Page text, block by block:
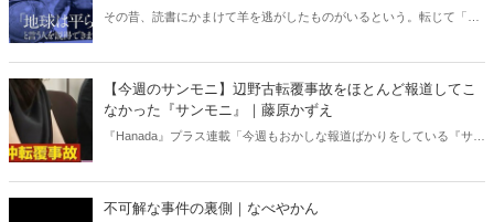
るのか』（ちくま新書）｜梶原麻衣子
その昔、読書にかまけて羊を逃がしたものがいるという。転じて「読
ある。元月刊『Hanada』編集部員のライター・梶原がお送りする時事
書評！
【今週のサンモニ】辺野古転覆事故をほとんど報道してこ
なかった『サンモニ』｜藤原かずえ
『Hanada』プラス連載「今週もおかしな報道ばかりをしている『サン
不可解な事件の裏側｜なべやかん